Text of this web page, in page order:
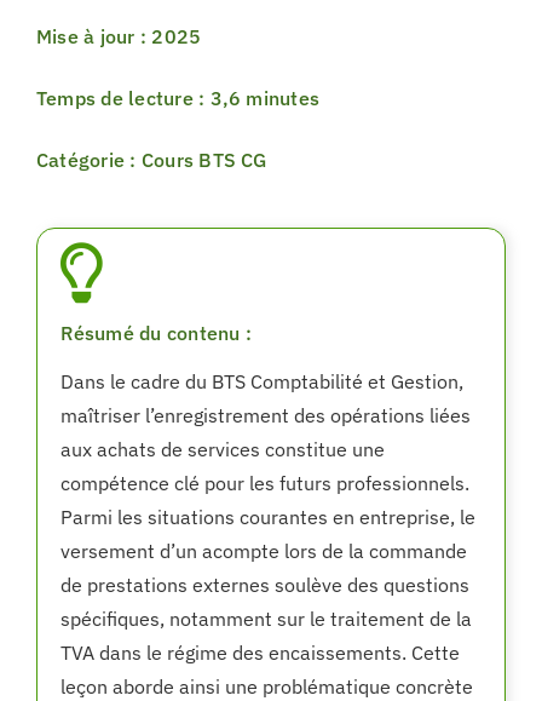
Mise à jour : 2025
Temps de lecture : 3,6 minutes
Catégorie : Cours BTS CG
Résumé du contenu :
Dans le cadre du BTS Comptabilité et Gestion,
maîtriser l’enregistrement des opérations liées
aux achats de services constitue une
compétence clé pour les futurs professionnels.
Parmi les situations courantes en entreprise, le
versement d’un acompte lors de la commande
de prestations externes soulève des questions
spécifiques, notamment sur le traitement de la
TVA dans le régime des encaissements. Cette
leçon aborde ainsi une problématique concrète